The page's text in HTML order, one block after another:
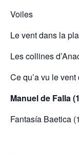
Voiles
Le vent dans la
Les collines
Ce qu’a vu le vent
Manuel de Falla
Fantasía Baetica